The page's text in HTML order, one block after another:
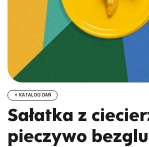
KATALOG DAŃ
Sałatka z
pieczywo